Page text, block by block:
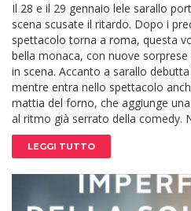
Il 28 e il 29 gennaio lele sarallo
scena scusate il ritardo. Dopo i
spettacolo torna a roma, questa
bella monaca, con nuove
in scena. Accanto a sarallo
mentre entra nello spettacolo
mattia del forno, che aggiunge
al ritmo già serrato della comedy.
LEGGI TUTTO